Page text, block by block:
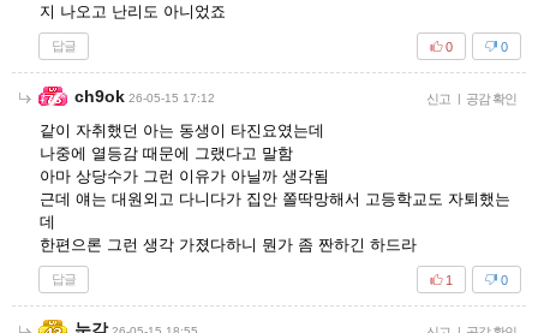
지 나오고 난리도 아니었죠
답글 0
0
ch9ok 26-05-15 17:12 신고 | 공감 확인
같이 자취했던 아는 동생이 타진요였는데
나중에 열등감 때문에 그랬다고 말함
아마 상당수가 그런 이유가 아닐까 생각됨
근데 얘는 대원외고 다니다가 집안 쫄딱망해서 고등학교도 자퇴했는
데
한편으론 그런 생각 가졌다하니 뭔가 좀 짠하긴 하드라
답글 0
1